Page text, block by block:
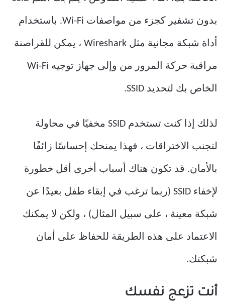
بدون تشفير كجزء من مواصفات Wi-Fi. باستخدام
أداة شبكة مجانية مثل Wireshark ، يمكن للقراصنة
مراقبة حركة المرور من وإلى جهاز توجيه Wi-Fi
الخاص بك لتحديد SSID.
لذلك إذا كنت تستخدم SSID مخفيًا في محاولة
لتجنب الاختراقات ، فهذا يمنحك إحساسًا زائفًا
بالأمان. قد تكون هناك أسباب أخرى أقل خطورة
لإخفاء SSID (ربما ترغب في إبقاء طفل بعيدًا عن
شبكة معينة ، على سبيل المثال) ، ولكن لا يمكنك
الاعتماد على هذه الطريقة للحفاظ على أمان
شبكتك.
أنت تزعج نفسك